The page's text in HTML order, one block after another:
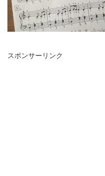
スポンサーリンク